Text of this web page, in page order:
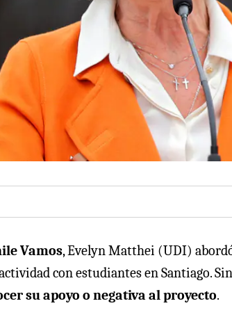
Vamos, Evelyn Matthei (UDI)
con estudiantes en Santiago.
su apoyo o negativa al proyecto.